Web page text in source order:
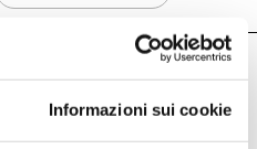
Informazioni sui cookie